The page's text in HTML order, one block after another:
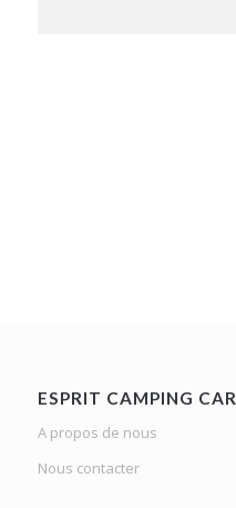
ESPRIT CAMPING CAR
A propos de nous
Nous contacter